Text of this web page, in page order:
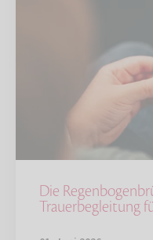
Die
Trauerbegleitung